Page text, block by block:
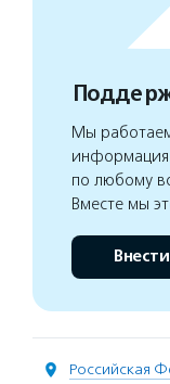
Мы
информация
по любому
Вместе мы
Российская